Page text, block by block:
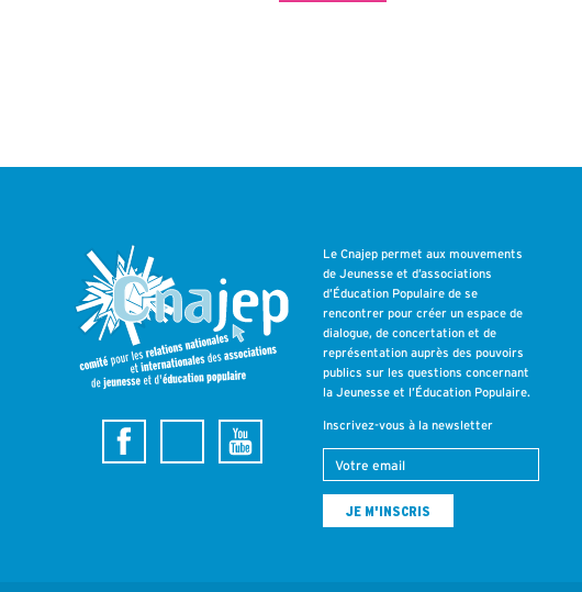
Le Cnajep permet aux mouvements
de Jeunesse et d’associations
d’Éducation Populaire de se
rencontrer pour créer un espace de
dialogue, de concertation et de
représentation auprès des pouvoirs
publics sur les questions concernant
la Jeunesse et l’Éducation Populaire.
Inscrivez-vous à la newsletter